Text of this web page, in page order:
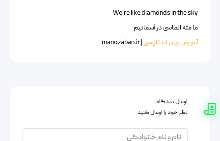
We’re like diamonds in the sky
ما مثه الماسی در آسمانیم
آموزش زبان انگلیسی
ارسال دیدگاه
نظر خود را ارسال کنید